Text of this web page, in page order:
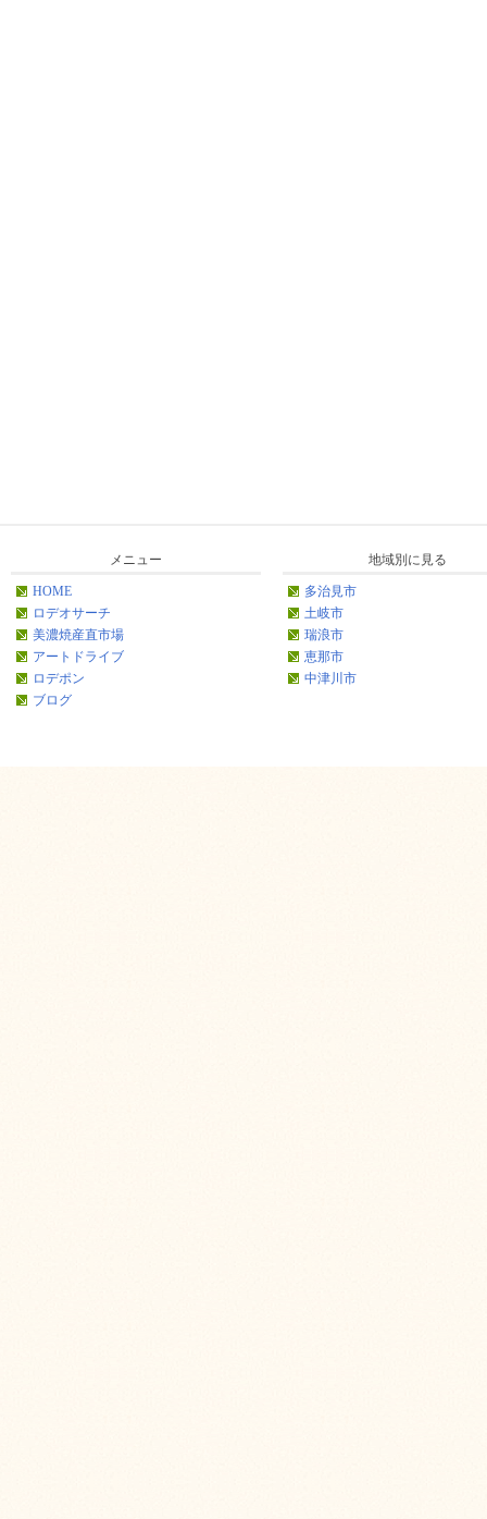
メニュー
HOME
ロデオサーチ
美濃焼産直市場
アートドライブ
ロデポン
ブログ
地域別に見る
多治見市
土岐市
瑞浪市
恵那市
中津川市